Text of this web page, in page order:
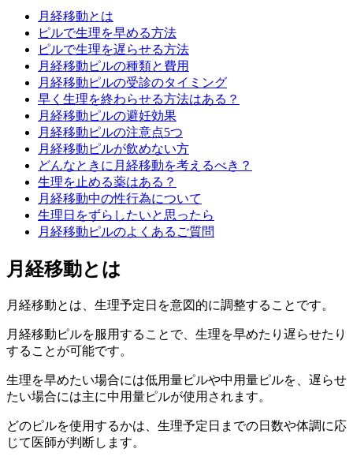
月経移動とは
ピルで生理を早める方法
ピルで生理を遅らせる方法
月経移動ピルの種類と費用
月経移動ピルの受診のタイミング
早く生理を終わらせる方法はある？
月経移動ピルの避妊効果
月経移動ピルの注意点5つ
月経移動ピルが飲めない方
どんなときに月経移動を考えるべき？
生理を止める薬はある？
月経移動中の性行為について
生理日をずらしたいと思ったら
月経移動ピルのよくあるご質問
月経移動とは
月経移動とは、 生理予定日を意図的に調整することです。
月経移動ピルを服用することで、 生理を早めたり遅らせたり
することが可能です。
生理を早めたい場合には低用量ピルや中用量ピルを、遅らせ
たい場合には主に中用量ピルが使用されます。
どのピルを使用するかは、生理予定日までの日数や体調に応
じて医師が判断します。